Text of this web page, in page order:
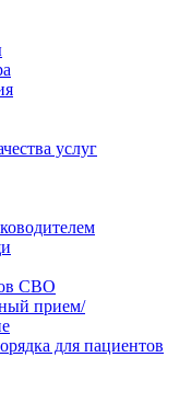
услуг
СВО
прием/
для пациентов